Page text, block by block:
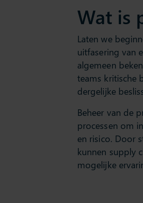
Wat is
Laten we
uitfasering van
algemeen
teams kritische
dergelijke
Beheer van de
processen om
en risico. Door
kunnen supply
mogelijke